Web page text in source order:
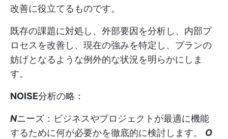
改善に役立てるものです。
既存の課題に対処し、外部要因を分析し、内部プ
ロセスを改善し、現在の強みを特定し、プランの
妨げとなるような例外的な状況を明らかにしま
す。
NOISE分析の略：
Nニーズ：ビジネスやプロジェクトが最適に機能
するために何が必要かを徹底的に検討します。 O